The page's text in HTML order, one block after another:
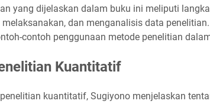
yang dijelaskan dalam buku ini meliputi
melaksanakan, dan menganalisis data
contoh penggunaan metode penelitian
Kuantitatif
kuantitatif, Sugiyono menjelaskan